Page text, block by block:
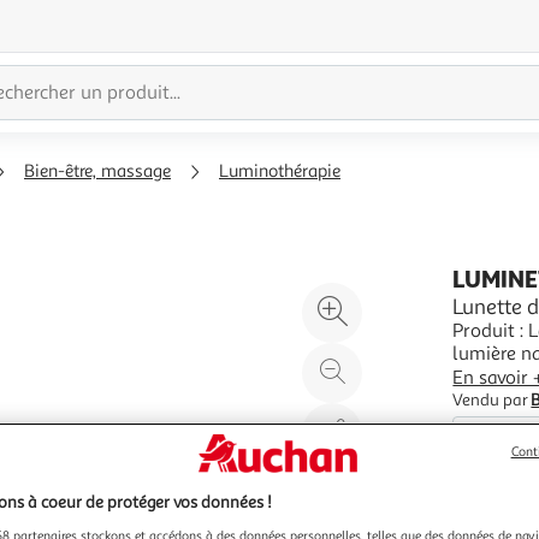
Bien-être, massage Luminothérapie
Agrandir
l'illustration
l'illustration
à
100
Partager
le
Lunette
Produit :
lumière
En savoir
Vendu par
à coeur de protéger vos données !